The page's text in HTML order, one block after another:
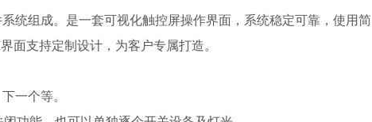
统组成。是一套可视化触控屏操作界面，系统稳定可靠，使用简
面支持定制设计，为客户专属打造。
一个等。